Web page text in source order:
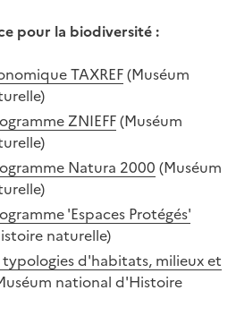
pour la biodiversité :
TAXREF(Muséum
ZNIEFF(Muséum
Natura 2000 (Muséum
'Espaces Protégés'
naturelle)
typologies d'habitats, milieux et
national d'Histoire